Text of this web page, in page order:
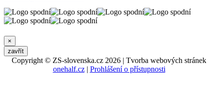
×
zavřít
Copyright © ZS-slovenska.cz 2026 | Tvorba webových stránek
onehalf.cz| Prohlášení o přístupnosti